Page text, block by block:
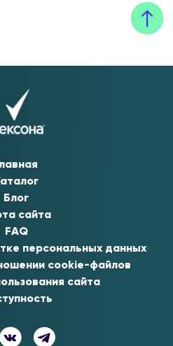
Блог
сайта
FAQ
персональных данных
cookie-файлов
сайта